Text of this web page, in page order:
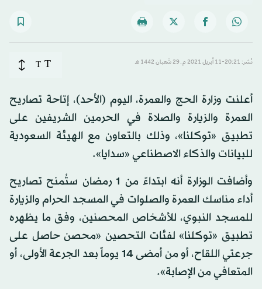
نُشر: 20:21-11 أبريل 2021 م ـ 29 شَعبان 1442 هـ T
T
أعلنت وزارة الحج والعمرة، اليوم (الأحد)، إتاحة تصاريح
العمرة والزيارة والصلاة في الحرمين الشريفين على
تطبيق «توكلنا»، وذلك بالتعاون مع الهيئة السعودية
للبيانات والذكاء الاصطناعي «سدايا».
وأضافت الوزارة أنه ابتداءً من 1 رمضان ستُمنح تصاريح
أداء مناسك العمرة والصلوات في المسجد الحرام والزيارة
للمسجد النبوي، للأشخاص المحصنين، وفق ما يظهره
تطبيق «توكلنا» لفئات التحصين «محصن حاصل على
جرعتي اللقاح، أو من أمضى 14 يوماً بعد الجرعة الأولى، أو
المتعافي من الإصابة».